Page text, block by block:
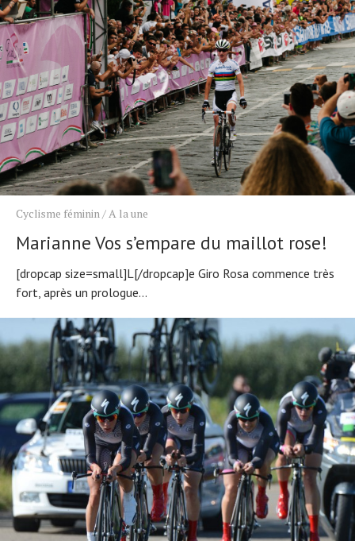
Cyclisme féminin / A la une
Marianne Vos s’empare du maillot rose!
[dropcap size=small]L[/dropcap]e Giro Rosa commence très
fort, après un prologue...
Actualités
Technologies
Tests de produits
Conseils
Tendances
Tous nos articles
À propos